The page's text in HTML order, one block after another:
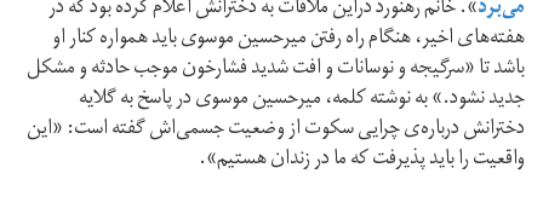
می‌برد». خانم رهنورد دراین ملاقات به دخترانش اعلام کرده بود که در
هفته‌های اخیر، هنگام راه رفتن میرحسین موسوی باید همواره کنار او
باشد تا «سرگیجه و نوسانات و افت شدید فشارخون موجب حادثه و مشکل
جدید نشود.» به نوشته کلمه، میرحسین موسوی در پاسخ به گلایه
دخترانش درباره‌ی چرایی سکوت از وضعیت جسمی‌اش گفته است: «این
واقعیت را باید پذیرفت که ما در زندان هستیم».